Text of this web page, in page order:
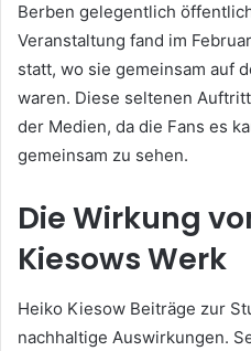
Berben gelegentlich
Veranstaltung fand im
statt, wo sie gemeinsam auf
waren. Diese seltenen
der Medien, da die Fans es
gemeinsam zu sehen.
Die Wirkung
Kiesows Werk
Heiko Kiesow Beiträge zur
nachhaltige Auswirkungen.